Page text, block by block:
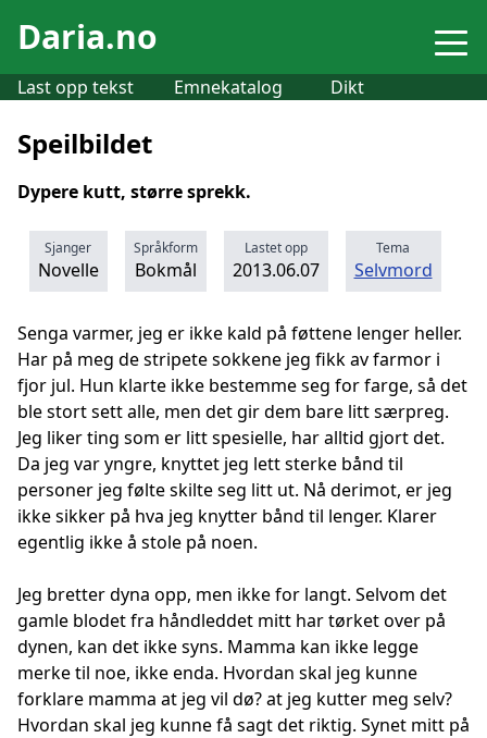
Daria.no
Last opp tekst Emnekatalog Dikt
Speilbildet
Dypere kutt, større sprekk.
Sjanger
Novelle
Språkform
Bokmål
Lastet opp
2013.06.07
Tema
Selvmord
Senga varmer, jeg er ikke kald på føttene lenger heller.
Har på meg de stripete sokkene jeg fikk av farmor i
fjor jul. Hun klarte ikke bestemme seg for farge, så det
ble stort sett alle, men det gir dem bare litt særpreg.
Jeg liker ting som er litt spesielle, har alltid gjort det.
Da jeg var yngre, knyttet jeg lett sterke bånd til
personer jeg følte skilte seg litt ut. Nå derimot, er jeg
ikke sikker på hva jeg knytter bånd til lenger. Klarer
egentlig ikke å stole på noen.
Jeg bretter dyna opp, men ikke for langt. Selvom det
gamle blodet fra håndleddet mitt har tørket over på
dynen, kan det ikke syns. Mamma kan ikke legge
merke til noe, ikke enda. Hvordan skal jeg kunne
forklare mamma at jeg vil dø? at jeg kutter meg selv?
Hvordan skal jeg kunne få sagt det riktig. Synet mitt på